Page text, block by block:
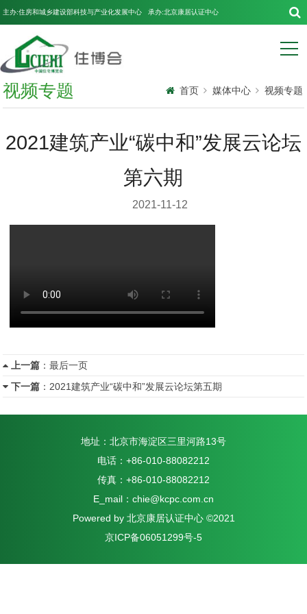
主办:住房和城乡建设部科技与产业化发展中心 承办:北京康居认证中心
视频专题 首页 媒体中心 视频专题
2021建筑产业“碳中和”发展云论坛
第六期
2021-11-12
上一篇 ：最后一页
下一篇 ： 2021建筑产业“碳中和”发展云论坛第五期
地址：北京市海淀区三里河路13号
电话：+86-010-88082212
传真：+86-010-88082212
E_mail：chie@kcpc.com.cn
Powered by 北京康居认证中心 ©2021
京ICP备06051299号-5